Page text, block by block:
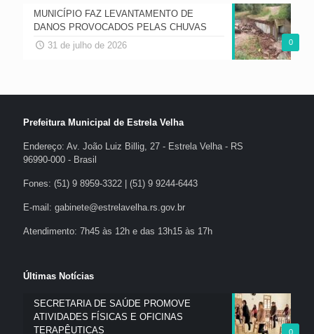
0
MUNICÍPIO FAZ LEVANTAMENTO DE
DANOS PROVOCADOS PELAS CHUVAS
31 de julho de 2026
Prefeitura Municipal de Estrela Velha
Endereço: Av. João Luiz Billig, 27 - Estrela Velha - RS
96990-000 - Brasil
Fones: (51) 9 8959-3322 | (51) 9 9244-6443
E-mail: gabinete@estrelavelha.rs.gov.br
Atendimento: 7h45 às 12h e das 13h15 às 17h
Últimas Notícias
0
SECRETARIA DE SAÚDE PROMOVE
ATIVIDADES FÍSICAS E OFICINAS
TERAPÊUTICAS